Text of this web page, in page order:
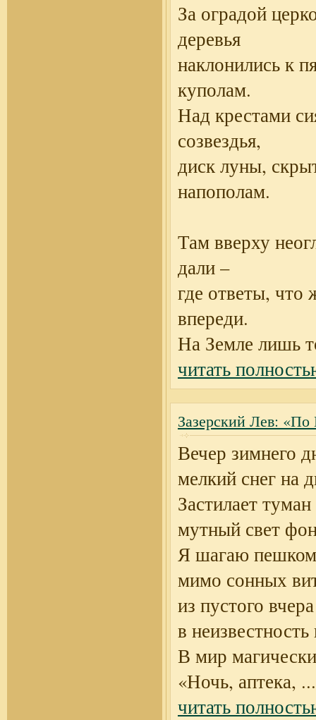
За оградой
деревья
наклонились к
куполам.
Над крестами
созвездья,
диск луны,
напополам.
Там вверху
дали –
где ответы, что
впереди.
На Земле лишь
читать
Зазерский Лев:
Вечер зимнего
мелкий снег на
Застилает туман
мутный свет
Я шагаю пешком
мимо сонных
из пустого вчера
в
В мир
«Ночь, аптека, ...
читать